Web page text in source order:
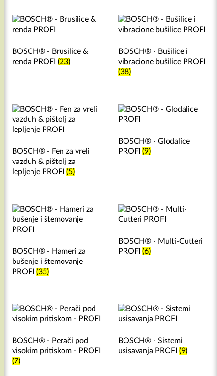
BOSCH® - Brusilice &
renda PROFI (23)
BOSCH® - Bušilice i
vibracione bušilice PROFI
(38)
BOSCH® - Fen za vreli
vazduh & pištolj za
lepljenje PROFI (5)
BOSCH® - Glodalice
PROFI (9)
BOSCH® - Hameri za
bušenje i štemovanje
PROFI (35)
BOSCH® - Multi-Cutteri
PROFI (6)
BOSCH® - Perači pod
visokim pritiskom - PROFI
(7)
BOSCH® - Sistemi
usisavanja PROFI (9)